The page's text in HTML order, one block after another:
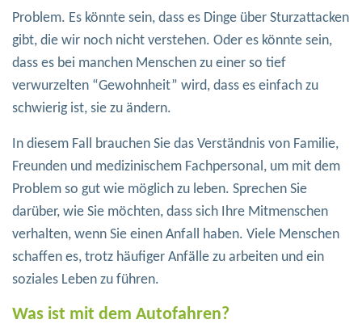
Problem. Es könnte sein, dass es Dinge über Sturzattacken
gibt, die wir noch nicht verstehen. Oder es könnte sein,
dass es bei manchen Menschen zu einer so tief
verwurzelten “Gewohnheit” wird, dass es einfach zu
schwierig ist, sie zu ändern.
In diesem Fall brauchen Sie das Verständnis von Familie,
Freunden und medizinischem Fachpersonal, um mit dem
Problem so gut wie möglich zu leben. Sprechen Sie
darüber, wie Sie möchten, dass sich Ihre Mitmenschen
verhalten, wenn Sie einen Anfall haben. Viele Menschen
schaffen es, trotz häufiger Anfälle zu arbeiten und ein
soziales Leben zu führen.
Was ist mit dem Autofahren?